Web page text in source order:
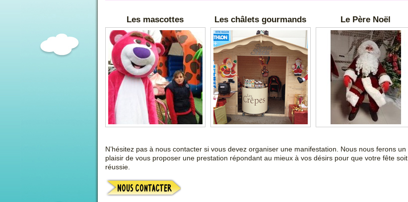
Les mascottes Les châlets gourmands Le Père Noël
N’hésitez pas à nous contacter si vous devez organiser une manifestation. Nous nous ferons un
plaisir de vous proposer une prestation répondant au mieux à vos désirs pour que votre fête soit
réussie.